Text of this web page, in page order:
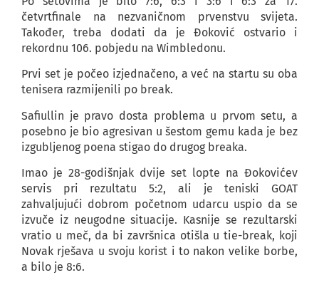
četvrtfinale na nezvaničnom prvenstvu svijeta.
Također, treba dodati da je Đoković ostvario i
rekordnu 106. pobjedu na Wimbledonu.
Prvi set je počeo izjednačeno, a već na startu su oba
tenisera razmijenili po break.
Safiullin je pravo dosta problema u prvom setu, a
posebno je bio agresivan u šestom gemu kada je bez
izgubljenog poena stigao do drugog breaka.
Imao je 28-godišnjak dvije set lopte na Đokovićev
servis pri rezultatu 5:2, ali je teniski GOAT
zahvaljujući dobrom početnom udarcu uspio da se
izvuče iz neugodne situacije. Kasnije se rezultarski
vratio u meč, da bi završnica otišla u tie-break, koji
Novak rješava u svoju korist i to nakon velike borbe,
a bilo je 8:6.